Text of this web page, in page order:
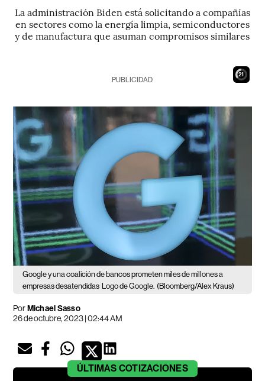
La administración Biden está solicitando a compañías
en sectores como la energía limpia, semiconductores
y de manufactura que asuman compromisos similares
20
PUBLICIDAD
Google y una coalición de bancos prometen miles de millones a
empresas desatendidas
Logo de Google. (Bloomberg/Alex Kraus)
PorMichael Sasso
26 de octubre, 2023 | 02:44 AM
ÚLTIMAS COTIZACIONES